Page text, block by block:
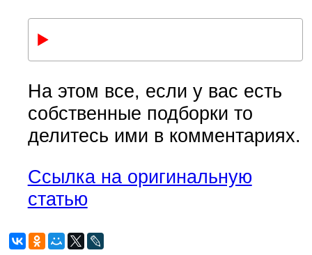
На этом все, если у вас есть
собственные подборки то
делитесь ими в комментариях.
Ссылка на оригинальную
статью